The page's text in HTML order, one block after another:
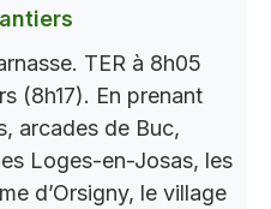
TER à 8h05
(8h17). En prenant
arcades de Buc,
Loges-en-Josas, les
d’Orsigny, le village